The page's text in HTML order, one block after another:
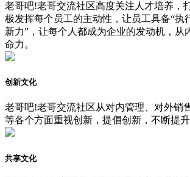
老哥吧!老哥交流社区高度关注人才培养，
极发挥每个员工的主动性，让员工具备“执
新力”，让每个人都成为企业的发动机，从
命力。
创新文化
老哥吧!老哥交流社区从对内管理、对外销
等各个方面重视创新，提倡创新，不断提升
共享文化